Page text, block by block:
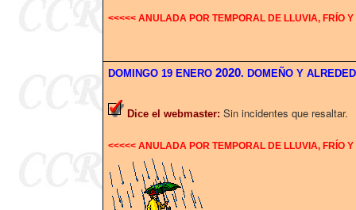
<<<<< ANULADA POR TEMPORAL DE LLUVIA, FRÍO Y
DOMINGO 19 ENERO 2020. DOMEÑO Y
Dice el webmaster: Sin incidentes que resaltar.
<<<<< ANULADA POR TEMPORAL DE LLUVIA, FRÍO Y